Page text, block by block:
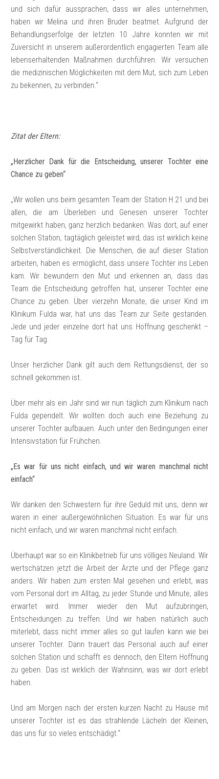
und sich dafür aussprachen, dass wir alles unternehmen,
haben wir Melina und ihren Bruder beatmet. Aufgrund der
Behandlungserfolge der letzten 10 Jahre konnten wir mit
Zuversicht in unserem außerordentlich engagierten Team alle
lebenserhaltenden Maßnahmen durchführen. Wir versuchen
die medizinischen Möglichkeiten mit dem Mut, sich zum Leben
zu bekennen, zu verbinden.“
Zitat der Eltern:
„Herzlicher Dank für die Entscheidung, unserer Tochter eine
Chance zu geben“
„Wir wollen uns beim gesamten Team der Station H 21 und bei
allen, die am Überleben und Genesen unserer Tochter
mitgewirkt haben, ganz herzlich bedanken. Was dort, auf einer
solchen Station, tagtäglich geleistet wird, das ist wirklich keine
Selbstverständlichkeit. Die Menschen, die auf dieser Station
arbeiten, haben es ermöglicht, dass unsere Tochter ins Leben
kam. Wir bewundern den Mut und erkennen an, dass das
Team die Entscheidung getroffen hat, unserer Tochter eine
Chance zu geben. Über vierzehn Monate, die unser Kind im
Klinikum Fulda war, hat uns das Team zur Seite gestanden.
Jede und jeder einzelne dort hat uns Hoffnung geschenkt –
Tag für Tag.
Unser herzlicher Dank gilt auch dem Rettungsdienst, der so
schnell gekommen ist.
Über mehr als ein Jahr sind wir nun täglich zum Klinikum nach
Fulda gependelt. Wir wollten doch auch eine Beziehung zu
unserer Tochter aufbauen. Auch unter den Bedingungen einer
Intensivstation für Frühchen.
„Es war für uns nicht einfach, und wir waren manchmal nicht
einfach“
Wir danken den Schwestern für ihre Geduld mit uns, denn wir
waren in einer außergewöhnlichen Situation. Es war für uns
nicht einfach, und wir waren manchmal nicht einfach.
Überhaupt war so ein Klinikbetrieb für uns völliges Neuland. Wir
wertschätzen jetzt die Arbeit der Ärzte und der Pflege ganz
anders. Wir haben zum ersten Mal gesehen und erlebt, was
vom Personal dort im Alltag, zu jeder Stunde und Minute, alles
erwartet wird. Immer wieder den Mut aufzubringen,
Entscheidungen zu treffen. Und wir haben natürlich auch
miterlebt, dass nicht immer alles so gut laufen kann wie bei
unserer Tochter. Dann trauert das Personal auch auf einer
solchen Station und schafft es dennoch, den Eltern Hoffnung
zu geben. Das ist wirklich der Wahnsinn, was wir dort erlebt
haben.
Und am Morgen nach der ersten kurzen Nacht zu Hause mit
unserer Tochter ist es das strahlende Lächeln der Kleinen,
das uns für so vieles entschädigt.“